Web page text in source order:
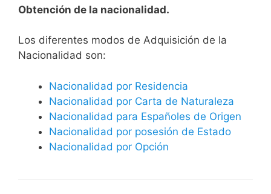
Obtención de la nacionalidad.
​​​Los diferentes modos de Adquisición de la
Nacionalidad son:
Nacionalidad por Residencia
Nacionalidad por Carta de Naturaleza
Nacionalidad para Españoles de Origen
Nacionalidad por posesión de Estado
Nacionalidad por Opción